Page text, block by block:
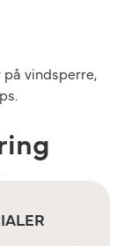
vindsperre,